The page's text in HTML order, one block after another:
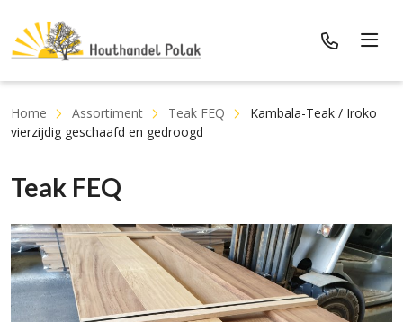
Home Assortiment Teak FEQ
Kambala-Teak / Iroko
vierzijdig geschaafd en gedroogd
Teak FEQ